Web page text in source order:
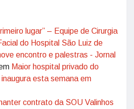
lugar” – Equipe de Cirurgia
do Hospital São Luiz de
encontro e palestras - Jornal
Maior hospital privado do
esta semana em
contrato da SOU Valinhos